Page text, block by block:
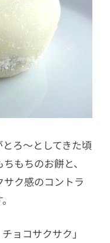
ろ～としてきた頃
もちのお餅と、
ク感のコントラ
ョコサクサク」